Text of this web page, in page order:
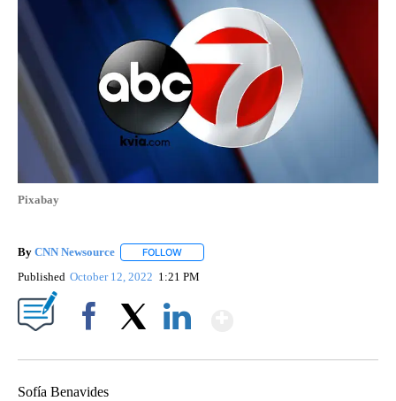
Pixabay
By CNN Newsource FOLLOW
Published October 12, 2022 1:21 PM
Sofía Benavides